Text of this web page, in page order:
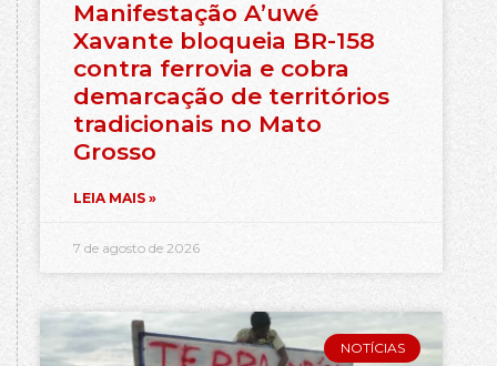
Manifestação A’uwé
Xavante bloqueia BR-158
contra ferrovia e cobra
demarcação de territórios
tradicionais no Mato
Grosso
LEIA MAIS »
7 de agosto de 2026
NOTÍCIAS